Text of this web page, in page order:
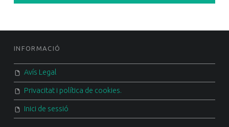
FOOTER SIDEBAR
INFORMACIÓ
Avís Legal
Privacitat i política de cookies.
Inici de sessió